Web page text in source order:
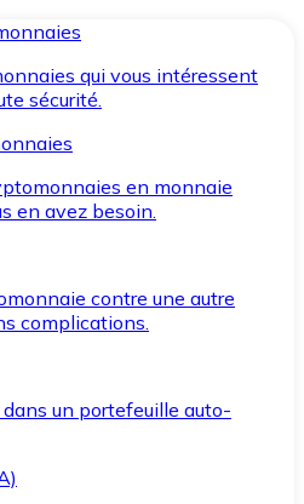
qui vous intéressent
sécurité.
en monnaie
en avez besoin.
contre une autre
complications.
un portefeuille auto-